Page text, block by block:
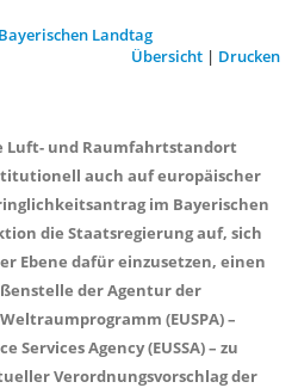
Landtag
Übersicht | Drucken
Luft- und Raumfahrtstandort
auch auf europäischer
im Bayerischen
die Staatsregierung auf, sich
Ebene dafür einzusetzen, einen
der Agentur der
(EUSPA) –
Services Agency (EUSSA) – zu
Verordnungsvorschlag der